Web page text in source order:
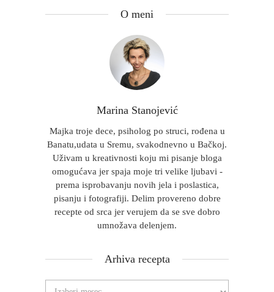
O meni
Marina Stanojević
Majka troje dece, psiholog po struci, rođena u
Banatu,udata u Sremu, svakodnevno u Bačkoj.
Uživam u kreativnosti koju mi pisanje bloga
omogućava jer spaja moje tri velike ljubavi -
prema isprobavanju novih jela i poslastica,
pisanju i fotografiji. Delim provereno dobre
recepte od srca jer verujem da se sve dobro
umnožava delenjem.
Arhiva recepta